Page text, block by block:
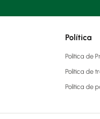
Política
Política de
Política de
Política de